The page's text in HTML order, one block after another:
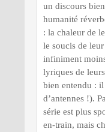
un discours
humanité
: la chaleur de
le soucis de
infiniment
lyriques de
bien entendu : il
d’antennes !).
série est plus
en-train, mais